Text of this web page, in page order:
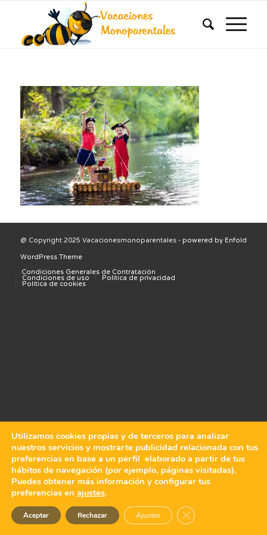
@ Copyright 2025 Vacacionesmonoparentales - powered by Enfold
WordPress Theme
Condiciones Generales de Contratación
Condiciones de uso Política de privacidad
Política de cookies
Utilizamos cookies propias y de terceros para analizar
nuestros servicios y mostrarte publicidad relacionada con tus
preferencias en base a un perfil elaborado a partir de tus
hábitos de navegación (por ejemplo, páginas visitadas).
Puedes obtener más información y configurar tus
preferencias en ajustes.
Aceptar Rechazar Ajustes Cerrar el banner de